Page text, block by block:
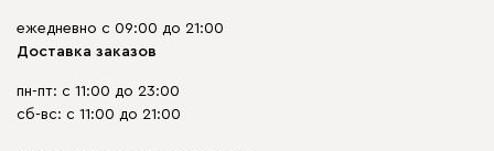
ежедневно с 09:00 до 21:00
Доставка заказов
пн-пт: с 11:00 до 23:00
сб-вс: с 11:00 до 21:00